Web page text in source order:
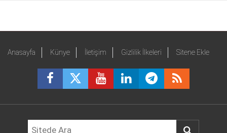
Anasayfa Künye İletişim Gizlilik İlkeleri Sitene Ekle